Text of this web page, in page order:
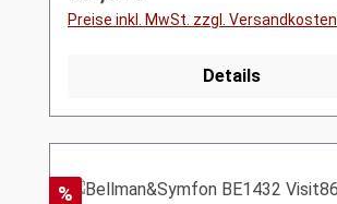
Preise inkl. MwSt. zzgl. Versandkosten
Details
Rabatt
%